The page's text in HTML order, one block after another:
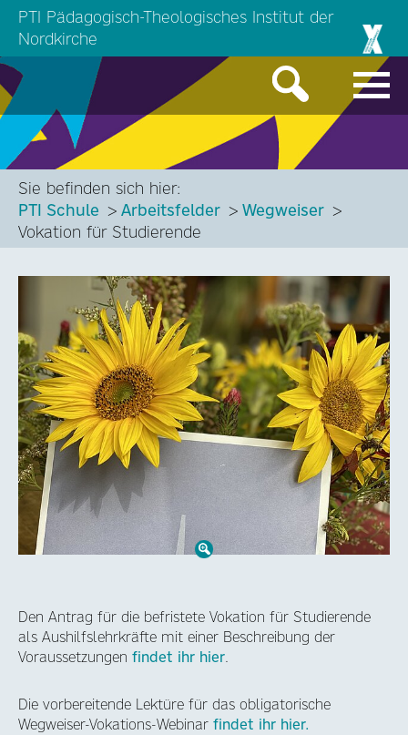
PTI Pädagogisch-Theologisches Institut der
Nordkirche
Sie befinden sich hier:
PTI Schule
Arbeitsfelder
Wegweiser
Vokation für Studierende
Den Antrag für die befristete Vokation für Studierende
als Aushilfslehrkräfte mit einer Beschreibung der
Voraussetzungen findet ihr hier.
Die vorbereitende Lektüre für das obligatorische
Wegweiser-Vokations-Webinar findet ihr hier.